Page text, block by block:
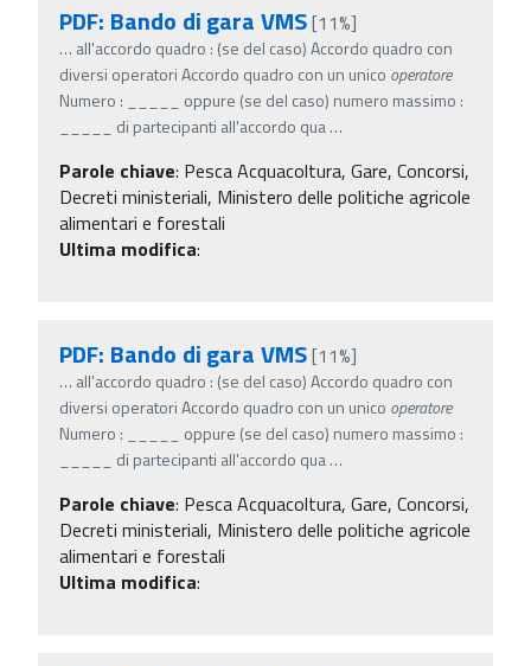
PDF: Bando di gara VMS[11%]
… all'accordo quadro : (se del caso) Accordo quadro con
diversi operatori Accordo quadro con un unico operatore
Numero : _____ oppure (se del caso) numero massimo :
_____ di partecipanti all'accordo qua…
Parole chiave: Pesca Acquacoltura, Gare, Concorsi,
Decreti ministeriali, Ministero delle politiche agricole
alimentari e forestali
Ultima modifica:
PDF: Bando di gara VMS[11%]
… all'accordo quadro : (se del caso) Accordo quadro con
diversi operatori Accordo quadro con un unico operatore
Numero : _____ oppure (se del caso) numero massimo :
_____ di partecipanti all'accordo qua…
Parole chiave: Pesca Acquacoltura, Gare, Concorsi,
Decreti ministeriali, Ministero delle politiche agricole
alimentari e forestali
Ultima modifica: